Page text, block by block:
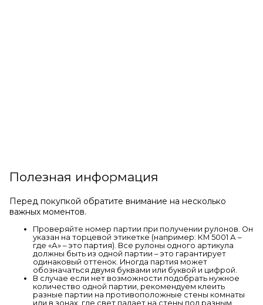
Полезная информация
Перед покупкой обратите внимание на несколько
важных моментов.
Проверяйте номер партии при получении рулонов. Он
указан на торцевой этикетке (например: КМ 5001 А –
где «А» – это партия). Все рулоны одного артикула
должны быть из одной партии – это гарантирует
одинаковый оттенок. Иногда партия может
обозначаться двумя буквами или буквой и цифрой.
В случае если нет возможности подобрать нужное
количество одной партии, рекомендуем клеить
разные партии на противоположные стены комнаты
или в зонах, где свет падает на стены под разным